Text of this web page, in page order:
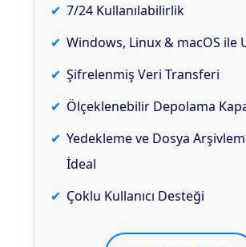
7/24 Kullanılabilirlik
Windows, Linux & macOS ile
Şifrelenmiş Veri Transferi
Ölçeklenebilir Depolama
Yedekleme ve Dosya
İdeal
Çoklu Kullanıcı Desteği